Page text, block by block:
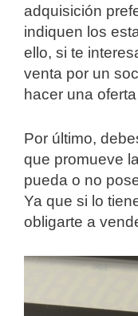
adquisición
indiquen los
ello, si te
venta por un
hacer una
Por último,
que promueve
pueda o no
Ya que si lo
obligarte a